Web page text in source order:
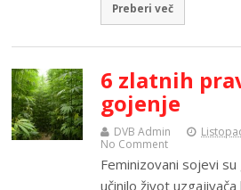
Preberi več
6 zlatnih
gojenje
DVB Admin
No Comment
Feminizovani sojevi
učinilo život